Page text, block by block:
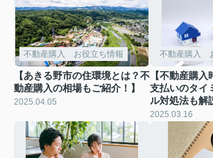
不動産購入 お役立ち情報
【あきる野市の住環境とは？不
動産購入の相場もご紹介！】
2025.04.05
不動産購入
【不動産購
支払いのタイ
ル対処法も解
2025.03.16